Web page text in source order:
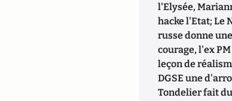
l'Elysée,
hacke l'Etat; Le
russe donne
courage, l'ex
leçon de
DGSE une
Tondelier fait